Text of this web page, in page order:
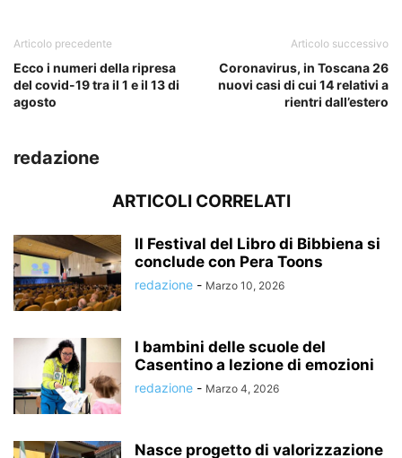
Articolo precedente
Ecco i numeri della ripresa
del covid-19 tra il 1 e il 13 di
agosto
Articolo successivo
Coronavirus, in Toscana 26
nuovi casi di cui 14 relativi a
rientri dall’estero
redazione
ARTICOLI CORRELATI
Il Festival del Libro di Bibbiena si
conclude con Pera Toons
redazione - Marzo 10, 2026
I bambini delle scuole del
Casentino a lezione di emozioni
redazione - Marzo 4, 2026
Nasce progetto di valorizzazione